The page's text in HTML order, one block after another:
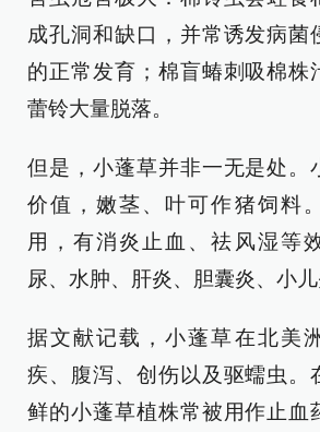
成孔洞和缺口，并常诱发病菌
的正常发育；棉盲蝽刺吸棉株
蕾铃大量脱落。
但是，小蓬草并非一无是处。
价值，嫩茎、叶可作猪饲料
用，有消炎止血、祛风湿等
尿、水肿、肝炎、胆囊炎、小儿
据文献记载，小蓬草在北美
疾、腹泻、创伤以及驱蠕虫。
鲜的小蓬草植株常被用作止血